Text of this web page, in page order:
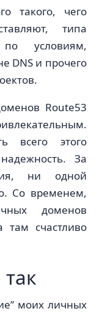
такого, чего
типа
по условиям,
DNS и прочего
Route53
всего этого
За
ни одной
Со временем,
доменов
там счастливо
моих личных